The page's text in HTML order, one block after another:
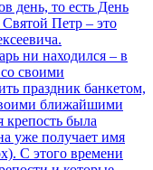
день, то есть День
Петр – это
ни находился – в
своими
праздник банкетом,
ближайшими
была
уже получает имя
С этого времени